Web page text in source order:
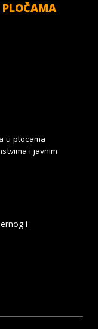
u plocama
i javnim
i